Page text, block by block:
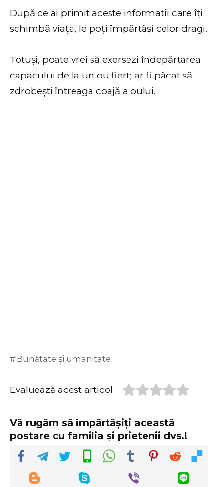
După ce ai primit aceste informații care îți
schimbă viața, le poți împărtăși celor dragi.
Totuși, poate vrei să exersezi îndepărtarea
capacului de la un ou fiert; ar fi păcat să
zdrobești întreaga coajă a oului.
Bunătate și umanitate
Evaluează acest articol
Vă rugăm să împărtășiți această
postare cu familia și prietenii dvs.!